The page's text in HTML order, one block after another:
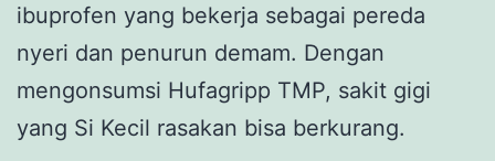
ibuprofen yang bekerja sebagai pereda
nyeri dan penurun demam. Dengan
mengonsumsi Hufagripp TMP, sakit gigi
yang Si Kecil rasakan bisa berkurang.